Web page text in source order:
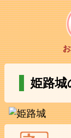
姫路城